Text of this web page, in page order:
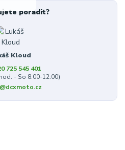
poradit?
Kloud
725 545 401
- So 8:00-12:00)